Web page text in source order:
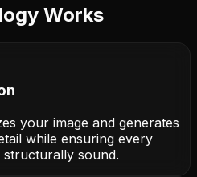
Works
your image and generates
while ensuring every
structurally sound.